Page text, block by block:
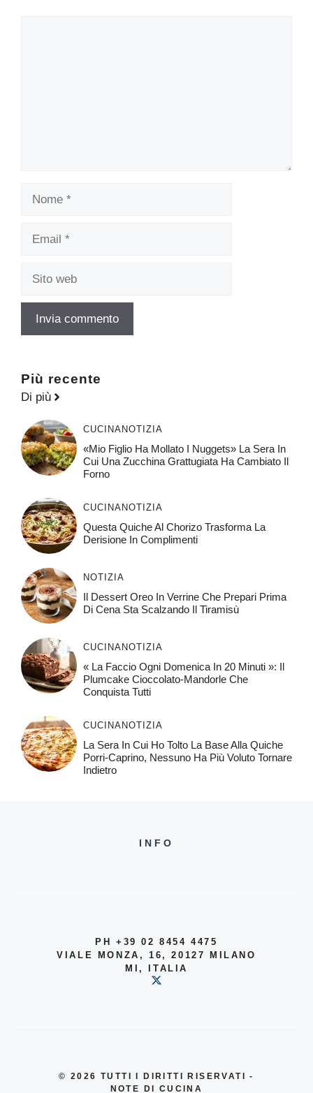
Più recente
Di più
CUCINA NOTIZIA
«Mio Figlio Ha Mollato I Nuggets» La Sera In
Cui Una Zucchina Grattugiata Ha Cambiato Il
Forno
CUCINA NOTIZIA
Questa Quiche Al Chorizo ​​trasforma La
Derisione In Complimenti
NOTIZIA
Il Dessert Oreo In Verrine Che Prepari Prima
Di Cena Sta Scalzando Il Tiramisù
CUCINA NOTIZIA
« La Faccio Ogni Domenica In 20 Minuti »: Il
Plumcake Cioccolato-Mandorle Che
Conquista Tutti
CUCINA NOTIZIA
La Sera In Cui Ho Tolto La Base Alla Quiche
Porri-Caprino, Nessuno Ha Più Voluto Tornare
Indietro
INFO
PH +39 02 8454 4475
VIALE MONZA, 16, 20127 MILANO
MI, ITALIA
© 2026 TUTTI I DIRITTI RISERVATI -
NOTE DI CUCINA